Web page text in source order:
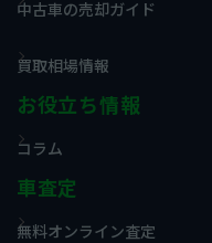
中古車の売却ガイド
買取相場情報
お役立ち情報
コラム
車査定
無料オンライン査定